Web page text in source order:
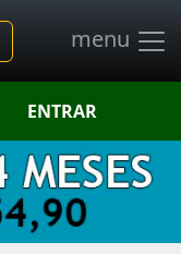
menu
ENTRAR